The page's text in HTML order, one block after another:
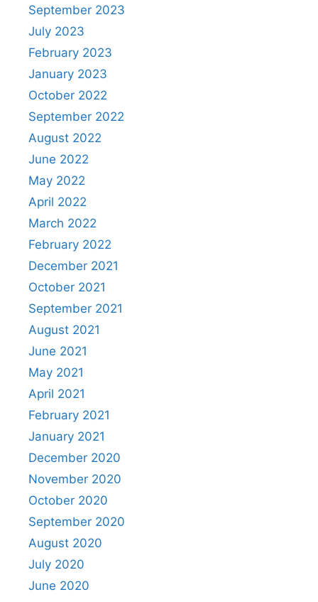
September 2023
July 2023
February 2023
January 2023
October 2022
September 2022
August 2022
June 2022
May 2022
April 2022
March 2022
February 2022
December 2021
October 2021
September 2021
August 2021
June 2021
May 2021
April 2021
February 2021
January 2021
December 2020
November 2020
October 2020
September 2020
August 2020
July 2020
June 2020